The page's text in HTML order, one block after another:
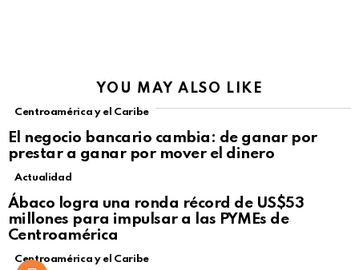
YOU MAY ALSO LIKE
Centroamérica y el Caribe
El negocio bancario cambia: de ganar por
prestar a ganar por mover el dinero
Not Safe For Work
Click to view this post
Actualidad
Ábaco logra una ronda récord de US$53
millones para impulsar a las PYMEs de
Centroamérica
Centroamérica y el Caribe